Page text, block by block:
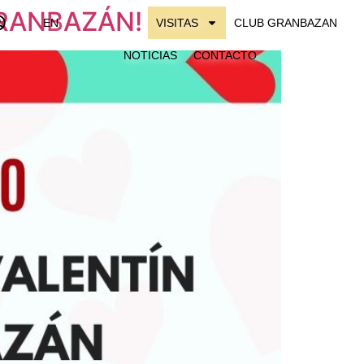
EN VISITAS CLUB GRANBAZAN
NOTICIAS CONTACTO